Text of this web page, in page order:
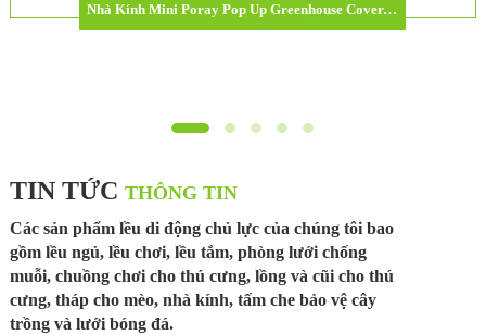
Nhà Kính Mini Poray Pop Up Greenhouse Cover, Bộ 2 Chiếc, Phòng Trồng Cây Mini, Mái Che PVC Sân Vườn Bảo Vệ Cây Trồng Khỏi Sương Giá.
TIN TỨC THÔNG TIN
Các sản phẩm lều di động chủ lực của chúng tôi bao
gồm lều ngủ, lều chơi, lều tắm, phòng lưới chống
muỗi, chuồng chơi cho thú cưng, lồng và cũi cho thú
cưng, tháp cho mèo, nhà kính, tấm che bảo vệ cây
trồng và lưới bóng đá.